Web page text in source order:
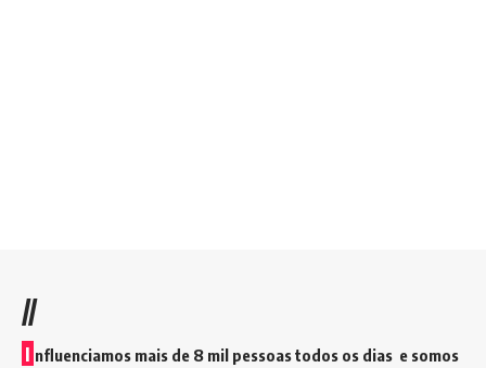
//
I nfluenciamos mais de 8 mil pessoas todos os dias e somos